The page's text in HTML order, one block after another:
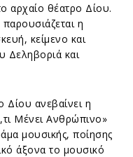
αρχαίο θέατρο Δίου.
η
κείμενο και
Δεληβοριά και
ανεβαίνει η
Μένει Ανθρώπινο»
μουσικής, ποίησης
άξονα το μουσικό